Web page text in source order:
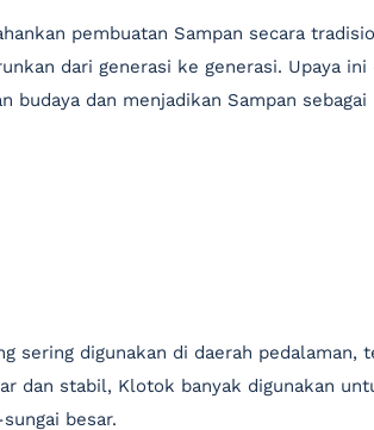
pembuatan Sampan secara
dari generasi ke generasi. Upaya ini
budaya dan menjadikan Sampan sebagai
sering digunakan di daerah pedalaman,
dan stabil, Klotok banyak digunakan
besar.